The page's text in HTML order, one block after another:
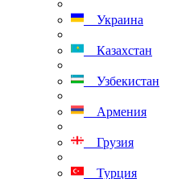
Украина
Казахстан
Узбекистан
Армения
Грузия
Турция